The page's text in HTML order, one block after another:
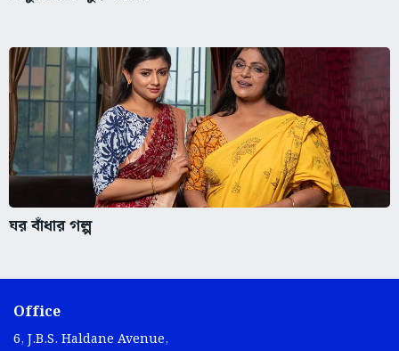
ঘর বাঁধার গল্প
Office
6, J.B.S. Haldane Avenue,